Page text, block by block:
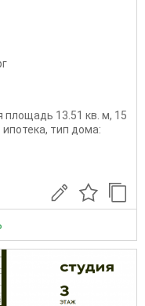
площадь 13.51 кв. м, 15
тип дома: